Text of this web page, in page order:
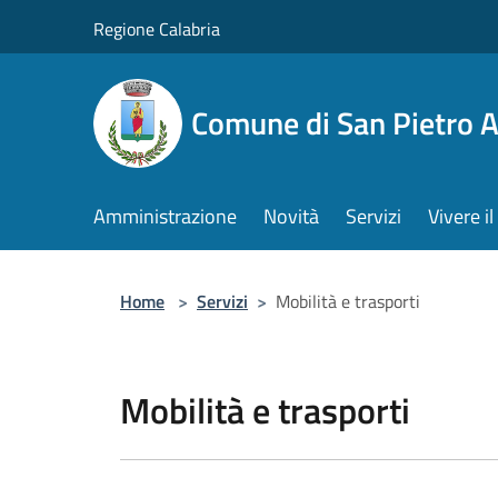
Regione Calabria
Comune di San Pietro
Amministrazione Novità Servizi Vivere
Home > Servizi > Mobilità e trasporti
Mobilità e trasporti